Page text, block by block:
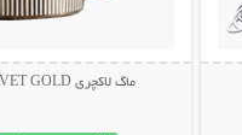
ماگ لاکچری VELVET GOLD